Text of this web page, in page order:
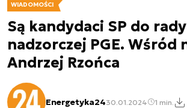
WIADOMOŚCI
Są kandydaci SP do rady
nadzorczej PGE. Wśród
Andrzej Rzońca
Energetyka2430.01.2024 1 min.